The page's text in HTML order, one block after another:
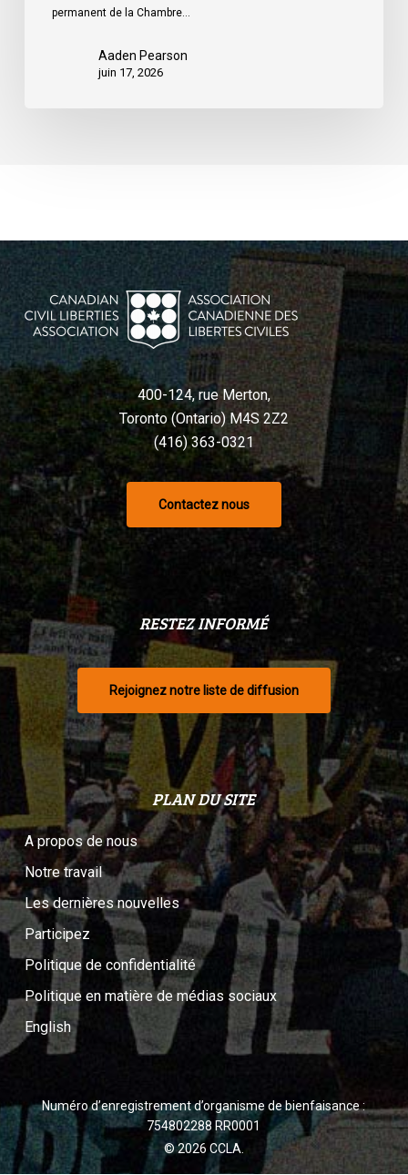
permanent de la Chambre…
Aaden Pearson
juin 17, 2026
400-124, rue Merton,
Toronto (Ontario) M4S 2Z2
(416) 363-0321
Contactez nous
RESTEZ INFORMÉ
Rejoignez notre liste de diffusion
PLAN DU SITE
A propos de nous
Notre travail
Les dernières nouvelles
Participez
Politique de confidentialité
Politique en matière de médias sociaux
English
Numéro d’enregistrement d’organisme de bienfaisance :
754802288 RR0001
© 2026 CCLA.